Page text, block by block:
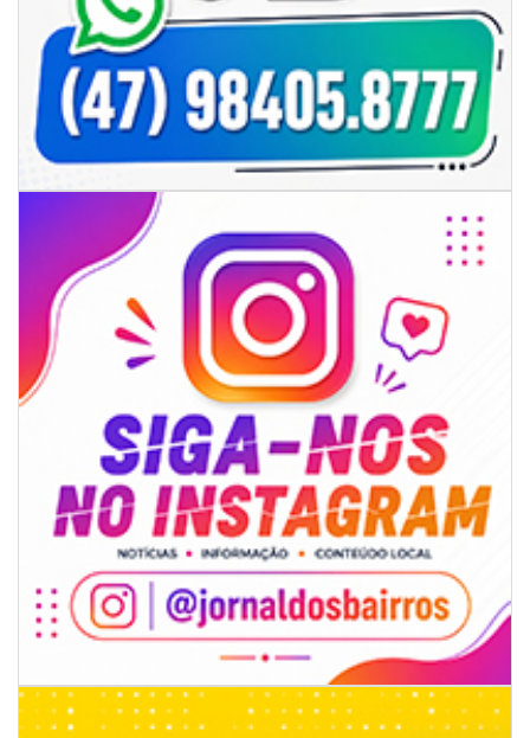
06/08/2026 | 18:28
Ciclone-bomba se forma sobre o oceano, mas Santa Catarina terá
impactos provocados pela frente fria e pelo vento Sul